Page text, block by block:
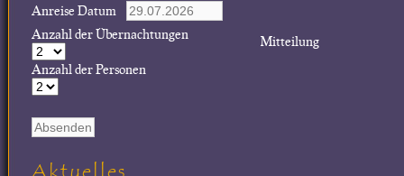
Mitteilung
Anreise Datum
Anzahl der Übernachtungen
Anzahl der Personen